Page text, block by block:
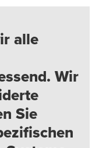
alle
Wir
Sie